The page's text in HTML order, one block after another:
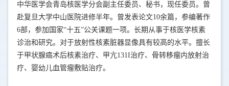
中华医学会青岛核医学分会副主任委员、秘书，现任委员。曾
赴复旦大学中山医院进修半年。曾发表论文10余篇，参编著作
6部，参加国家“十五”公关课题一项。长期从事于核医学核素
诊治和研究。对于放射性核素脏器显像具有较高的水平。擅长
于甲状腺癌术后核素治疗、甲亢131I治疗、骨转移瘤内放射治
疗、婴幼儿血管瘤敷贴治疗。